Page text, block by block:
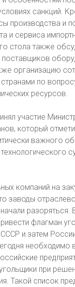
санкций.
производства и
и сервиса
стола также
организацию
по
ресурсов.
участие
который
важного
компаний на
заводы
разоряться.
флагман
и затем
необходимо
при
Такой список